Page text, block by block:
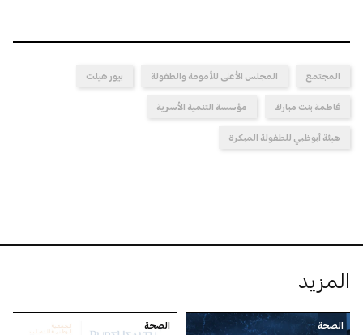
المجتمع المجلس الأعلى للأمومة والطفولة بيور هيلث
فاطمة بنت مبارك مؤسسة التنمية الأسرية
هيئة أبوظبي للطفولة المبكرة
المزيد
الصحة الصحة